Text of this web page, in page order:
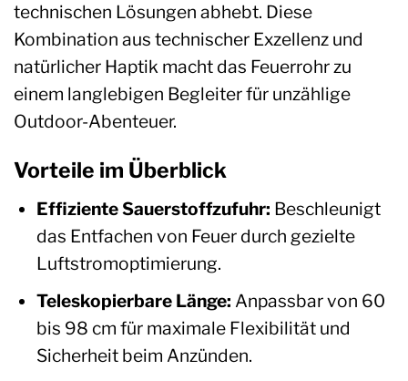
technischen Lösungen abhebt. Diese
Kombination aus technischer Exzellenz und
natürlicher Haptik macht das Feuerrohr zu
einem langlebigen Begleiter für unzählige
Outdoor-Abenteuer.
Vorteile im Überblick
Effiziente Sauerstoffzufuhr: Beschleunigt
das Entfachen von Feuer durch gezielte
Luftstromoptimierung.
Teleskopierbare Länge: Anpassbar von 60
bis 98 cm für maximale Flexibilität und
Sicherheit beim Anzünden.